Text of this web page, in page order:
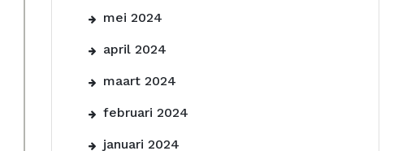
mei 2024
april 2024
maart 2024
februari 2024
januari 2024